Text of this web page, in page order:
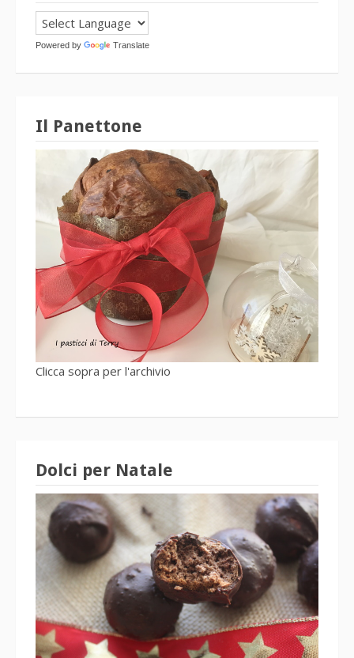
Powered by Translate
Il Panettone
Clicca sopra per l'archivio
Dolci per Natale